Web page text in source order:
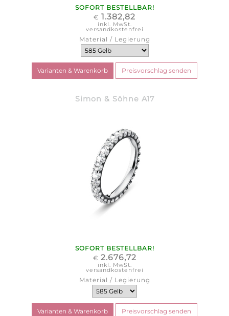
SOFORT BESTELLBAR!
€ 1.382,82
inkl. MwSt.
versandkostenfrei
Material / Legierung
Simon & Söhne A17
SOFORT BESTELLBAR!
€ 2.676,72
inkl. MwSt.
versandkostenfrei
Material / Legierung